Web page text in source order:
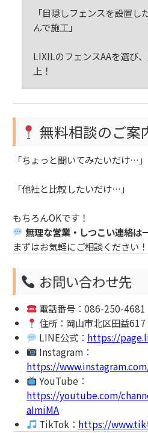
「目隠しフェンスを設置
んで施工」
LIXILのフェンスAAを選び
上！
無料相談のご案
「ちょっと聞いてみたいだけ…」
「他社と比較したいだけ…」
もちろんOKです！
無理な営業・しつこい連絡は
まずはお気軽にご相談ください！
お問い合わせ先
電話番号：086-250-4681
住所：岡山市北区田益617
LINE公式： https://
Instagram：
https://
YouTube：
https://youtube.com/
aImiMA
TikTok： https://